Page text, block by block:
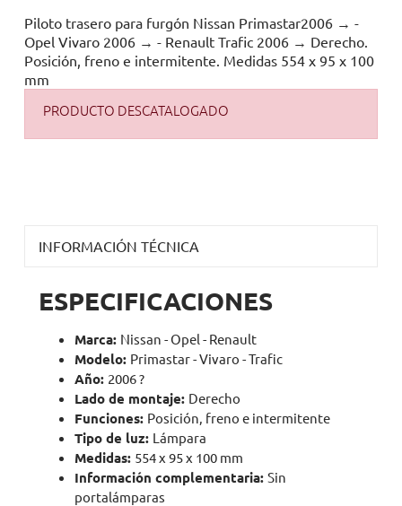
Piloto trasero para furgón Nissan Primastar2006 → -
Opel Vivaro 2006 → - Renault Trafic 2006 → Derecho.
Posición, freno e intermitente. Medidas 554 x 95 x 100
mm
PRODUCTO DESCATALOGADO
INFORMACIÓN TÉCNICA
ESPECIFICACIONES
Marca: Nissan - Opel - Renault
Modelo: Primastar - Vivaro - Trafic
Año: 2006 ?
Lado de montaje: Derecho
Funciones: Posición, freno e intermitente
Tipo de luz: Lámpara
Medidas: 554 x 95 x 100 mm
Información complementaria: Sin
portalámparas